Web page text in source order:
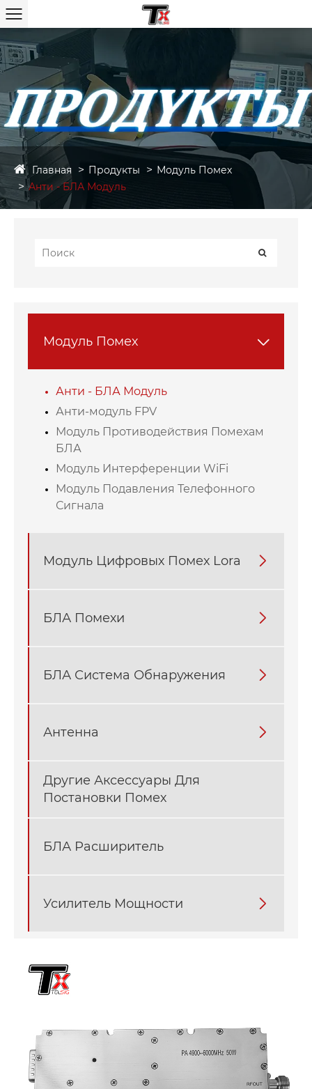
Главная Продукты
Модуль Помех
Анти - БЛА Модуль
Модуль Помех 
Анти - БЛА Модуль
Анти-модуль FPV
Модуль Противодействия Помехам
БЛА
Модуль Интерференции WiFi
Модуль Подавления Телефонного
Сигнала
Модуль Цифровых Помех Lora 
БЛА Помехи 
БЛА Система Обнаружения 
Антенна 
Другие Аксессуары Для
Постановки Помех
БЛА Расширитель
Усилитель Мощности 